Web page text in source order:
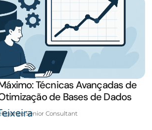
Técnicas Avançadas de
de Bases de Dados
Senior Consultant